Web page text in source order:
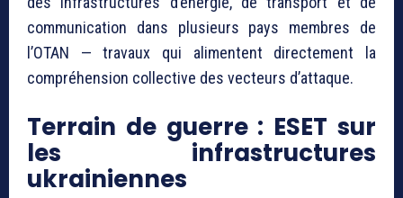
communication dans plusieurs pays membres de
l’OTAN — travaux qui alimentent directement la
compréhension collective des vecteurs d’attaque.
Terrain de guerre : ESET sur
les infrastructures
ukrainiennes